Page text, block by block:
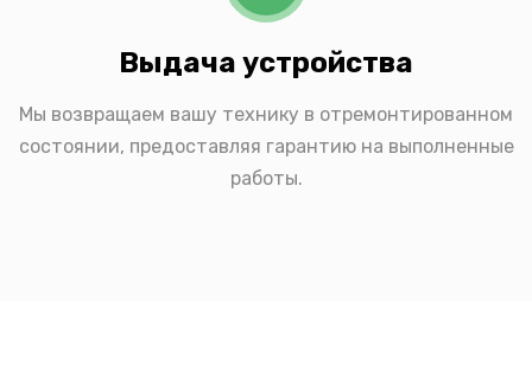
Выдача устройства
Мы возвращаем вашу технику в отремонтированном
состоянии, предоставляя гарантию на выполненные
работы.